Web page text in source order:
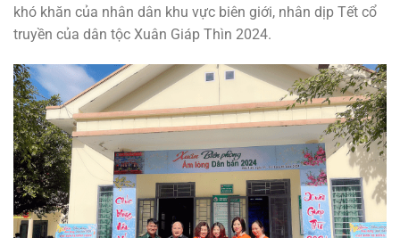
khó khăn của nhân dân khu vực biên giới, nhân dịp Tết cổ
truyền của dân tộc Xuân Giáp Thìn 2024.